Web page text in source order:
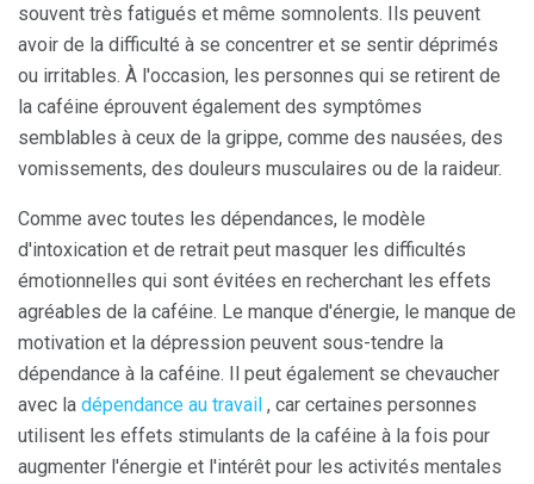
souvent très fatigués et même somnolents. Ils peuvent
avoir de la difficulté à se concentrer et se sentir déprimés
ou irritables. À l'occasion, les personnes qui se retirent de
la caféine éprouvent également des symptômes
semblables à ceux de la grippe, comme des nausées, des
vomissements, des douleurs musculaires ou de la raideur.
Comme avec toutes les dépendances, le modèle
d'intoxication et de retrait peut masquer les difficultés
émotionnelles qui sont évitées en recherchant les effets
agréables de la caféine. Le manque d'énergie, le manque de
motivation et la dépression peuvent sous-tendre la
dépendance à la caféine. Il peut également se chevaucher
avec la dépendance au travail , car certaines personnes
utilisent les effets stimulants de la caféine à la fois pour
augmenter l'énergie et l'intérêt pour les activités mentales